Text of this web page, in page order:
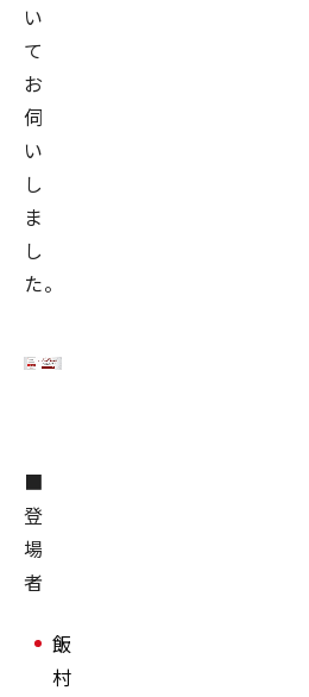
い
て
お
伺
い
し
ま
し
た。
■
登
場
者
飯
村